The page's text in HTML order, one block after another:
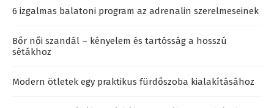
6 izgalmas balatoni program az adrenalin szerelmeseinek
Bőr női szandál – kényelem és tartósság a hosszú
sétákhoz
Modern ötletek egy praktikus fürdőszoba kialakításához